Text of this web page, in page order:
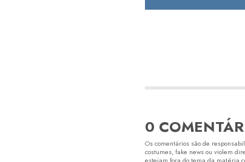
0
Os comentários são de
costumes, fake news ou violem